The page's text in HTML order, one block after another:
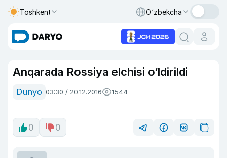
Toshkent O‘zbekcha
Anqarada Rossiya elchisi o‘ldirildi
Dunyo 03:30 / 20.12.2016 1544
0 0